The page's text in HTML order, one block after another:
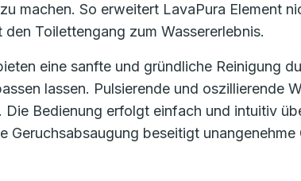
machen. So erweitert LavaPura Element
Toilettengang zum Wassererlebnis.
eine sanfte und gründliche Reinigung
lassen. Pulsierende und oszillierende
Bedienung erfolgt einfach und intuitiv
Geruchsabsaugung beseitigt